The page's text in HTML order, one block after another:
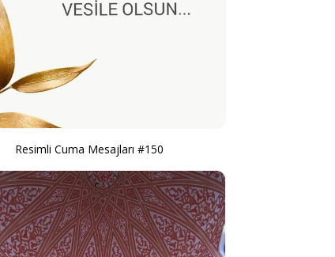
Resimli Cuma Mesajları #150